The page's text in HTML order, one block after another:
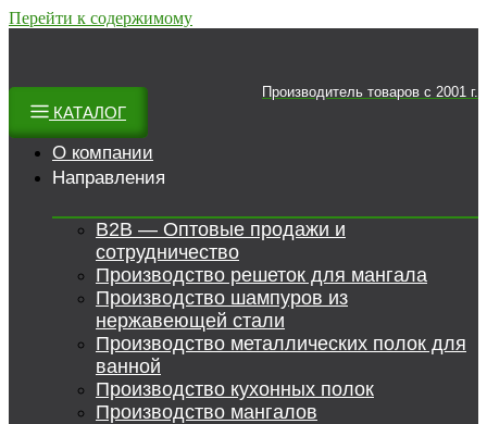
Перейти к содержимому
Производитель товаров c 2001 г.
КАТАЛОГ
О компании
Направления
B2B — Оптовые продажи и
сотрудничество
Производство решеток для мангала
Производство шампуров из
нержавеющей стали
Производство металлических полок для
ванной
Производство кухонных полок
Производство мангалов